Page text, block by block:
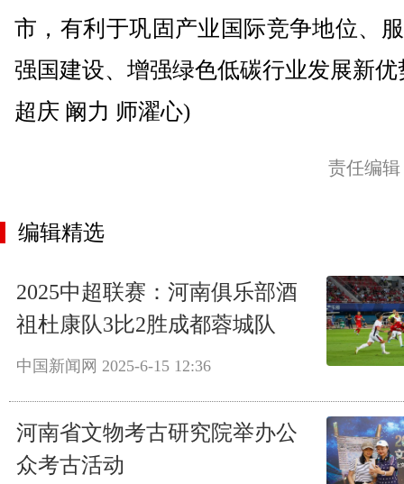
市，有利于巩固产业国际竞争地位、
强国建设、增强绿色低碳行业发展新优
超庆 阚力 师濯心)
责任编
编辑精选
2025中超联赛：河南俱乐部酒
祖杜康队3比2胜成都蓉城队
中国新闻网 2025-6-15 12:36
河南省文物考古研究院举办公
众考古活动